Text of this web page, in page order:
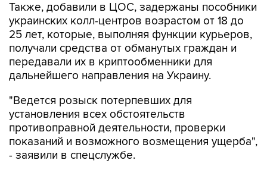
Также, добавили в ЦОС, задержаны пособники
украинских колл-центров возрастом от 18 до
25 лет, которые, выполняя функции курьеров,
получали средства от обманутых граждан и
передавали их в криптообменники для
дальнейшего направления на Украину.
"Ведется розыск потерпевших для
установления всех обстоятельств
противоправной деятельности, проверки
показаний и возможного возмещения ущерба",
- заявили в спецслужбе.